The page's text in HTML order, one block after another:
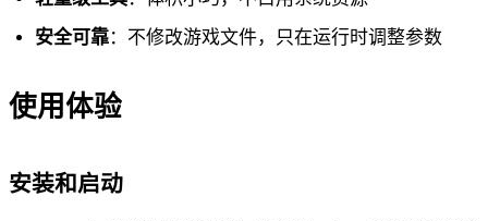
安全可靠：不修改游戏文件，只在运行时调整参数
使用体验
安装和启动